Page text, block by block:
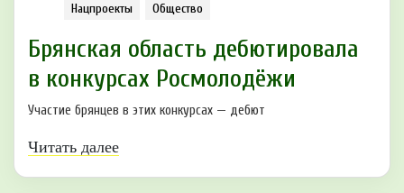
Нацпроекты Общество
Брянская область дебютировала
в конкурсах Росмолодёжи
Участие брянцев в этих конкурсах — дебют
Читать далее